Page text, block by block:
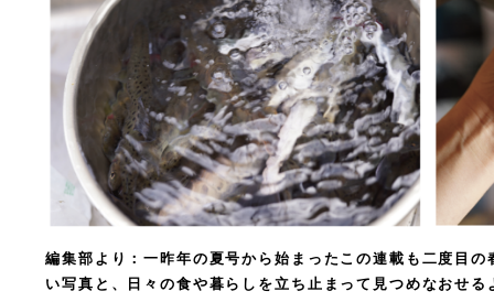
編集部より：一昨年の夏号から始まったこの連載も二度目
い写真と、日々の食や暮らしを立ち止まって見つめなおせ